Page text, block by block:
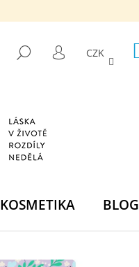
HLEDAT
PŘIHLÁŠENÍ
CZK
KOSMETIKA BLOG